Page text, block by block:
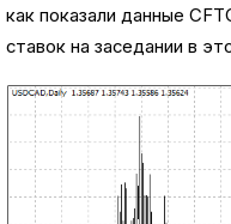
как показали данные
ставок на заседании в